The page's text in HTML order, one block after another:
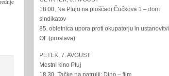
18.00, Na Ptuju na ploščadi Čučkova 1 – dom
sindikatov
85. obletnica upora proti okupatorju in ustanovitvi
OF (proslava)
PETEK, 7. AVGUST
Mestni kino Ptuj
18.30, Tačke na patrulji: Dino – film